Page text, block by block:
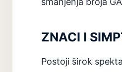
ZNACI I
Postoji širok